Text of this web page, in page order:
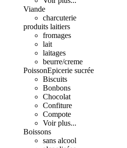
Viande
charcuterie
produits laitiers
fromages
lait
laitages
beurre/creme
PoissonEpicerie sucrée
Biscuits
Bonbons
Chocolat
Confiture
Compote
Voir plus...
Boissons
sans alcool